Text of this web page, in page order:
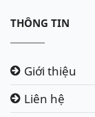
THÔNG TIN
Giới thiệu
Liên hệ